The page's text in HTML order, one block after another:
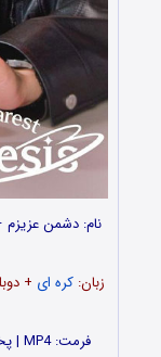
نام: دشمن عزیزم
زبان: کره ای +
فرمت: MP4 | پخش از شبکه tvN کره‌جنوبی | امتیاز: 7.3 از 10